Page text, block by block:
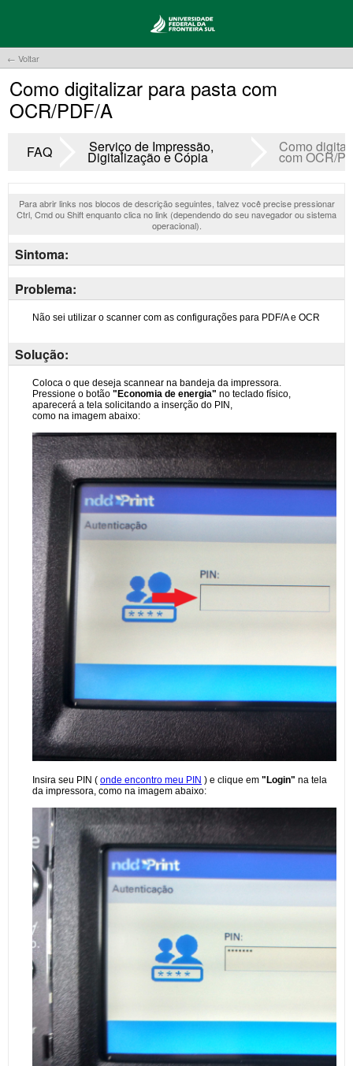
← Voltar
Como digitalizar para pasta com
OCR/PDF/A
FAQ Serviço de Impressão,
Digitalização e Cópia
Como
com OCR/
Para abrir links nos blocos de descrição seguintes, talvez você precise pressionar
Ctrl, Cmd ou Shift enquanto clica no link (dependendo do seu navegador ou sistema
operacional).
Sintoma:
Problema:
Solução: